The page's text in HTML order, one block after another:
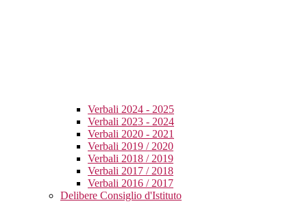
Verbali 2024 - 2025
Verbali 2023 - 2024
Verbali 2020 - 2021
Verbali 2019 / 2020
Verbali 2018 / 2019
Verbali 2017 / 2018
Verbali 2016 / 2017
Delibere Consiglio d'Istituto